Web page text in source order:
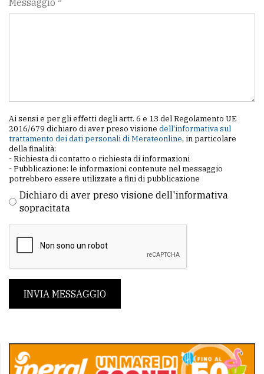
Messaggio *
Ai sensi e per gli effetti degli artt. 6 e 13 del Regolamento UE
2016/679 dichiaro di aver preso visione dell'informativa sul
trattamento dei dati personali di Merateonline, in particolare
della finalità:
- Richiesta di contatto o richiesta di informazioni
- Pubblicazione: le informazioni contenute nel messaggio
potrebbero essere utilizzate a fini di pubblicazione
Dichiaro di aver preso visione dell'informativa
sopracitata
INVIA MESSAGGIO